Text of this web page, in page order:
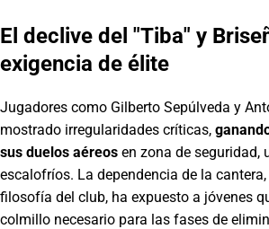
El declive del "Tiba" y
exigencia de élite
Jugadores como Gilberto Sepúlveda y
mostrado irregularidades críticas,
sus duelos aéreos en zona de seguridad,
escalofríos. La dependencia de la
filosofía del club, ha expuesto a jóvenes
colmillo necesario para las fases de